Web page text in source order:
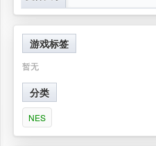
游戏标签
暂无
分类
NES